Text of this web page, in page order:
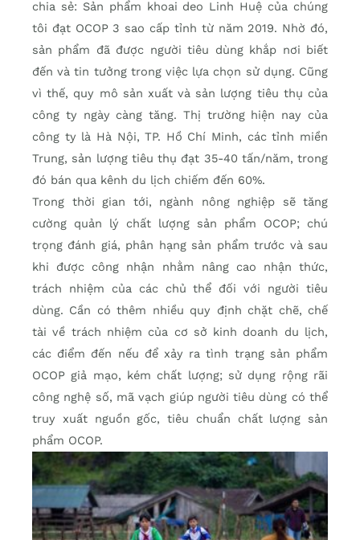
chia sẻ: Sản phẩm khoai deo Linh Huệ của chúng
tôi đạt OCOP 3 sao cấp tỉnh từ năm 2019. Nhờ đó,
sản phẩm đã được người tiêu dùng khắp nơi biết
đến và tin tưởng trong việc lựa chọn sử dụng. Cũng
vì thế, quy mô sản xuất và sản lượng tiêu thụ của
công ty ngày càng tăng. Thị trường hiện nay của
công ty là Hà Nội, TP. Hồ Chí Minh, các tỉnh miền
Trung, sản lượng tiêu thụ đạt 35-40 tấn/năm, trong
đó bán qua kênh du lịch chiếm đến 60%.
Trong thời gian tới, ngành nông nghiệp sẽ tăng
cường quản lý chất lượng sản phẩm OCOP; chú
trọng đánh giá, phân hạng sản phẩm trước và sau
khi được công nhận nhằm nâng cao nhận thức,
trách nhiệm của các chủ thể đối với người tiêu
dùng. Cần có thêm nhiều quy định chặt chẽ, chế
tài về trách nhiệm của cơ sở kinh doanh du lịch,
các điểm đến nếu để xảy ra tình trạng sản phẩm
OCOP giả mạo, kém chất lượng; sử dụng rộng rãi
công nghệ số, mã vạch giúp người tiêu dùng có thể
truy xuất nguồn gốc, tiêu chuẩn chất lượng sản
phẩm OCOP.